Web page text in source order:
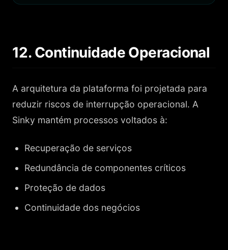
12. Continuidade Operacional
A arquitetura da plataforma foi projetada para
reduzir riscos de interrupção operacional. A
Sinky mantém processos voltados à:
Recuperação de serviços
Redundância de componentes críticos
Proteção de dados
Continuidade dos negócios